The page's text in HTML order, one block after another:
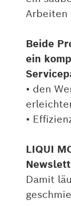
Arbeiten
Beide
ein
• den
•
LIQUI
Damit